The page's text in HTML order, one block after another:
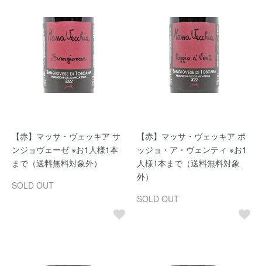
【赤】マッサ・ヴェッキア サ
ンジョヴェーゼ ※お1人様1本
まで（送料無料対象外）
SOLD OUT
【赤】マッサ・ヴェッキア ポ
ッジョ・ア・ヴェンティ ※お1
人様1本まで（送料無料対象
外）
SOLD OUT